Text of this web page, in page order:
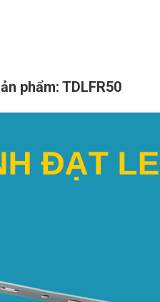
phẩm: TDLFR50